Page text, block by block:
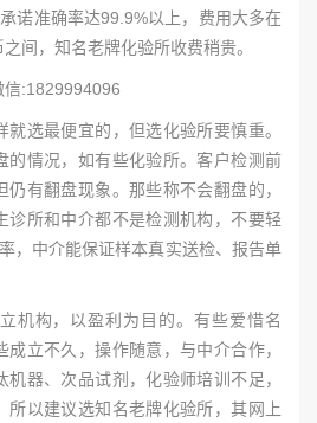
诺准确率达99.9%以上，费用大多在
间，知名老牌化验所收费稍贵。
:1829994096
选最便宜的，但选化验所要慎重。
的情况，如有些化验所。客户检测前
有翻盘现象。那些称不会翻盘的，
诊所和中介都不是检测机构，不要轻
，中介能保证样本真实送检、报告单
构，以盈利为目的。有些爱惜名
立不久，操作随意，与中介合作，
器、次品试剂，化验师培训不足，
所以建议选知名老牌化验所，其网上